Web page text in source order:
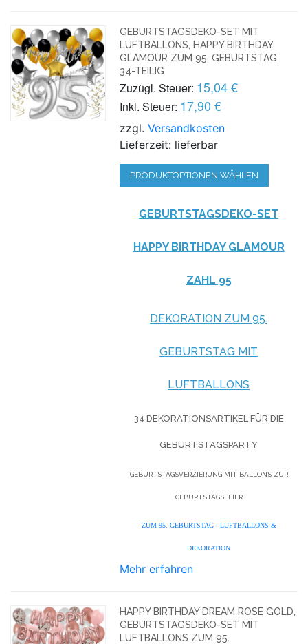
GEBURTSTAGSDEKO-SET MIT
LUFTBALLONS, HAPPY BIRTHDAY
GLAMOUR ZUM 95. GEBURTSTAG,
34-TEILIG
Zuzügl. Steuer: 15,04 €
Inkl. Steuer: 17,90 €
zzgl.Versandkosten
Lieferzeit: lieferbar
PRODUKTOPTIONEN WÄHLEN
GEBURTSTAGSDEKO-SET
HAPPY BIRTHDAY GLAMOUR
ZAHL 95
DEKORATION ZUM 95.
GEBURTSTAG MIT
LUFTBALLONS
34 DEKORATIONSARTIKEL FÜR DIE
GEBURTSTAGSPARTY
GEBURTSTAGSVERZIERUNG MIT BALLONS ZUR
GEBURTSTAGSFEIER
ZUM 95. GEBURTSTAG - LUFTBALLONS &
DEKORATION
Mehr erfahren
HAPPY BIRTHDAY DREAM ROSE GOLD,
GEBURTSTAGSDEKO-SET MIT
LUFTBALLONS ZUM 95.